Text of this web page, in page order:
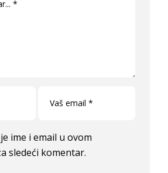
ime i email u ovom
sledeći komentar.